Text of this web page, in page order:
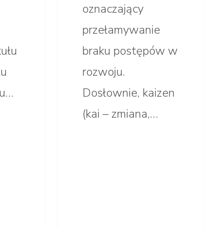
oznaczający
przełamywanie
braku postępów w
rozwoju.
Dosłownie, kaizen
(kai – zmiana,…